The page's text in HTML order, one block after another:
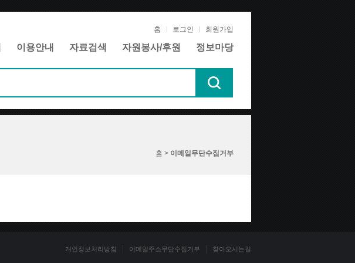
홈 로그인 회원가입
이용안내 자료검색 자원봉사/후원 정보마당
홈 > 이메일무단수집거부
개인정보처리방침 이메일주소무단수집거부 찾아오시는길